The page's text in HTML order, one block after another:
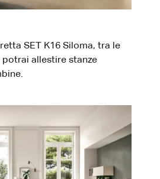
SET K16 Siloma, tra le
allestire stanze